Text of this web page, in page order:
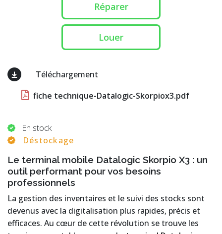
Réparer
Louer
Téléchargement
fiche technique-Datalogic-Skorpiox3.pdf
En stock
Déstockage
Le terminal mobile Datalogic Skorpio X3 : un
outil performant pour vos besoins
professionnels
La gestion des inventaires et le suivi des stocks sont
devenus avec la digitalisation plus rapides, précis et
efficaces. Au cœur de cette révolution se trouve les